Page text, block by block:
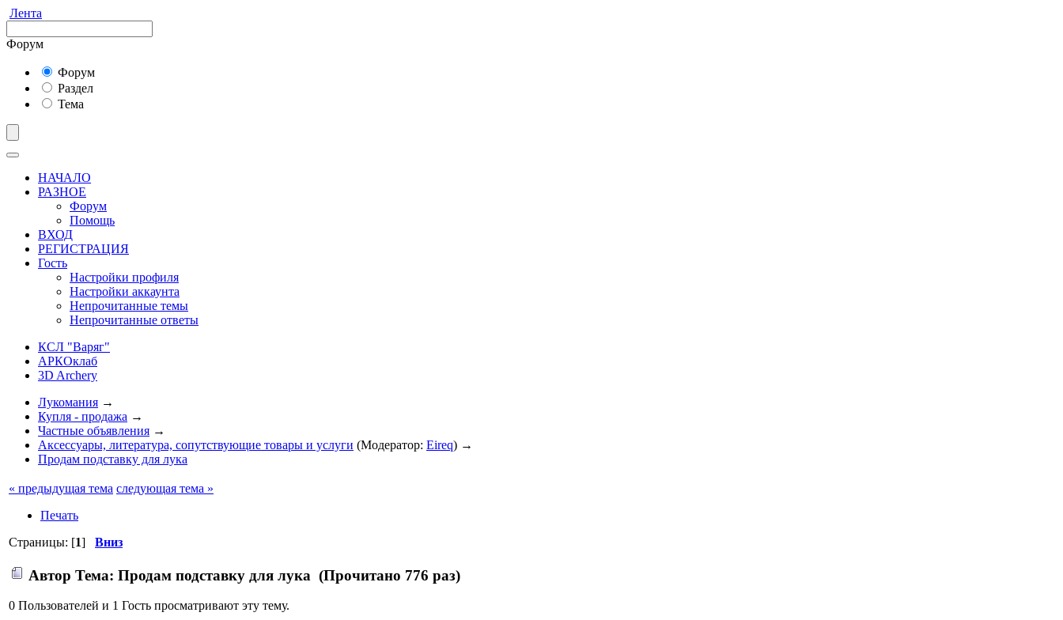
Лента
Форум
Форум
Раздел
Тема
НАЧАЛО
РАЗНОЕ
Форум
Помощь
ВХОД
РЕГИСТРАЦИЯ
Гость
Настройки профиля
Настройки аккаунта
Непрочитанные темы
Непрочитанные ответы
КСЛ "Варяг"
АРКОклаб
3D Archery
Лукомания →
Купля - продажа →
Частные объявления →
Аксессуары, литература, сопутствующие товары и услуги (Модератор: Eireq) →
Продам подставку для лука
« предыдущая тема следующая тема »
Печать
Страницы: [1] Вниз
Автор Тема: Продам подставку для лука (Прочитано 776 раз)
0 Пользователей и 1 Гость просматривают эту тему.